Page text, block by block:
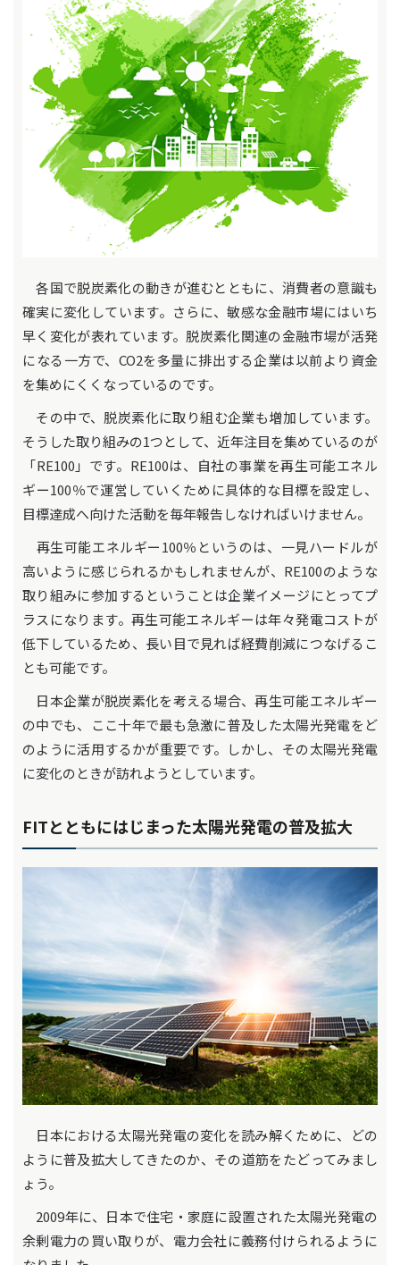
各国で脱炭素化の動きが進むとともに、消費者の意識も
確実に変化しています。さらに、敏感な金融市場にはいち
早く変化が表れています。脱炭素化関連の金融市場が活発
になる一方で、CO2を多量に排出する企業は以前より資金
を集めにくくなっているのです。
その中で、脱炭素化に取り組む企業も増加しています。
そうした取り組みの1つとして、近年注目を集めているのが
「RE100」です。RE100は、自社の事業を再生可能エネル
ギー100％で運営していくために具体的な目標を設定し、
目標達成へ向けた活動を毎年報告しなければいけません。
再生可能エネルギー100％というのは、一見ハードルが
高いように感じられるかもしれませんが、RE100のような
取り組みに参加するということは企業イメージにとってプ
ラスになります。再生可能エネルギーは年々発電コストが
低下しているため、長い目で見れば経費削減につなげるこ
とも可能です。
日本企業が脱炭素化を考える場合、再生可能エネルギー
の中でも、ここ十年で最も急激に普及した太陽光発電をど
のように活用するかが重要です。しかし、その太陽光発電
に変化のときが訪れようとしています。
FITとともにはじまった太陽光発電の普及拡大
日本における太陽光発電の変化を読み解くために、どの
ように普及拡大してきたのか、その道筋をたどってみまし
ょう。
2009年に、日本で住宅・家庭に設置された太陽光発電の
余剰電力の買い取りが、電力会社に義務付けられるように